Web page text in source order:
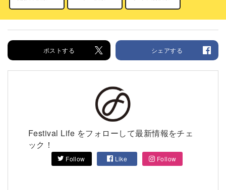
ポストする シェアする
Festival Life をフォローして最新情報をチェ
ック！
Follow Like Follow